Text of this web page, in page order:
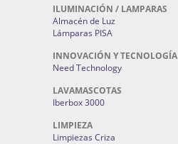
ILUMINACIÓN / LAMPARAS
Almacén de Luz
Lámparas PISA
INNOVACIÓN Y TECNOLOGÍA
Need Technology
LAVAMASCOTAS
Iberbox 3000
LIMPIEZA
Limpiezas Criza